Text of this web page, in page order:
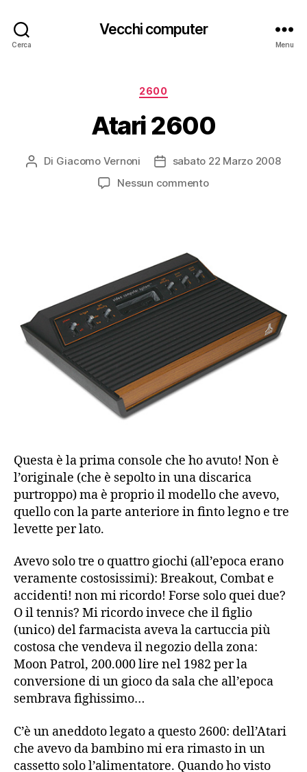
Cerca
Vecchi computer
Menu
Categorie
2600
Atari 2600
Autore
Di Giacomo Vernoni
Datasabato 22 Marzo 2008
Nessun commentosu
Questa è la prima console che ho avuto! Non è
l’originale (che è sepolto in una discarica
purtroppo) ma è proprio il modello che avevo,
quello con la parte anteriore in finto legno e tre
levette per lato.
Avevo solo tre o quattro giochi (all’epoca erano
veramente costosissimi): Breakout, Combat e
accidenti! non mi ricordo! Forse solo quei due?
O il tennis? Mi ricordo invece che il figlio
(unico) del farmacista aveva la cartuccia più
costosa che vendeva il negozio della zona:
Moon Patrol, 200.000 lire nel 1982 per la
conversione di un gioco da sala che all’epoca
sembrava fighissimo…
C’è un aneddoto legato a questo 2600: dell’Atari
che avevo da bambino mi era rimasto in un
cassetto solo l’alimentatore. Quando ho visto